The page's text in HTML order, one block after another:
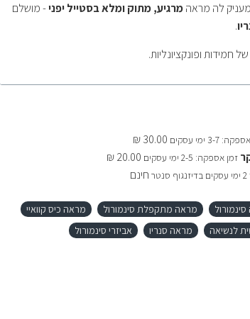
3-7 ימי עסקים
30.00 ₪
זמן אספקה: 2-5 ימי עסקים
20.00 ₪
חינם
מעניק לה מראהמרגיע, מתוק ומלא בסטייל יפני- מושלם
.
חמידות ופונקציונליות.
מראה מתקפלת סינמורול
מראה כיס קוואיי
לנשיאה מראה סנריו
אביזרי סינמורול